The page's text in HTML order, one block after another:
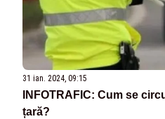
31 ian. 2024, 09:15
INFOTRAFIC: Cum se
țară?